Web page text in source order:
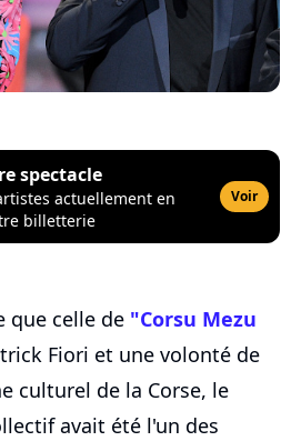
spectacle
actuellement en
billetterie
Voir
que celle de "Corsu Mezu
Fiori et une volonté de
culturel de la Corse, le
avait été l'un des